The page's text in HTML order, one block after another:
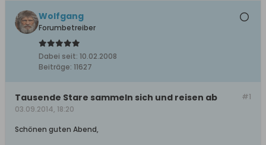
Wolfgang
Forumbetreiber
Dabei seit: 10.02.2008
Beiträge: 11627
#1
Tausende Stare sammeln sich und reisen ab
03.09.2014, 18:20
Schönen guten Abend,